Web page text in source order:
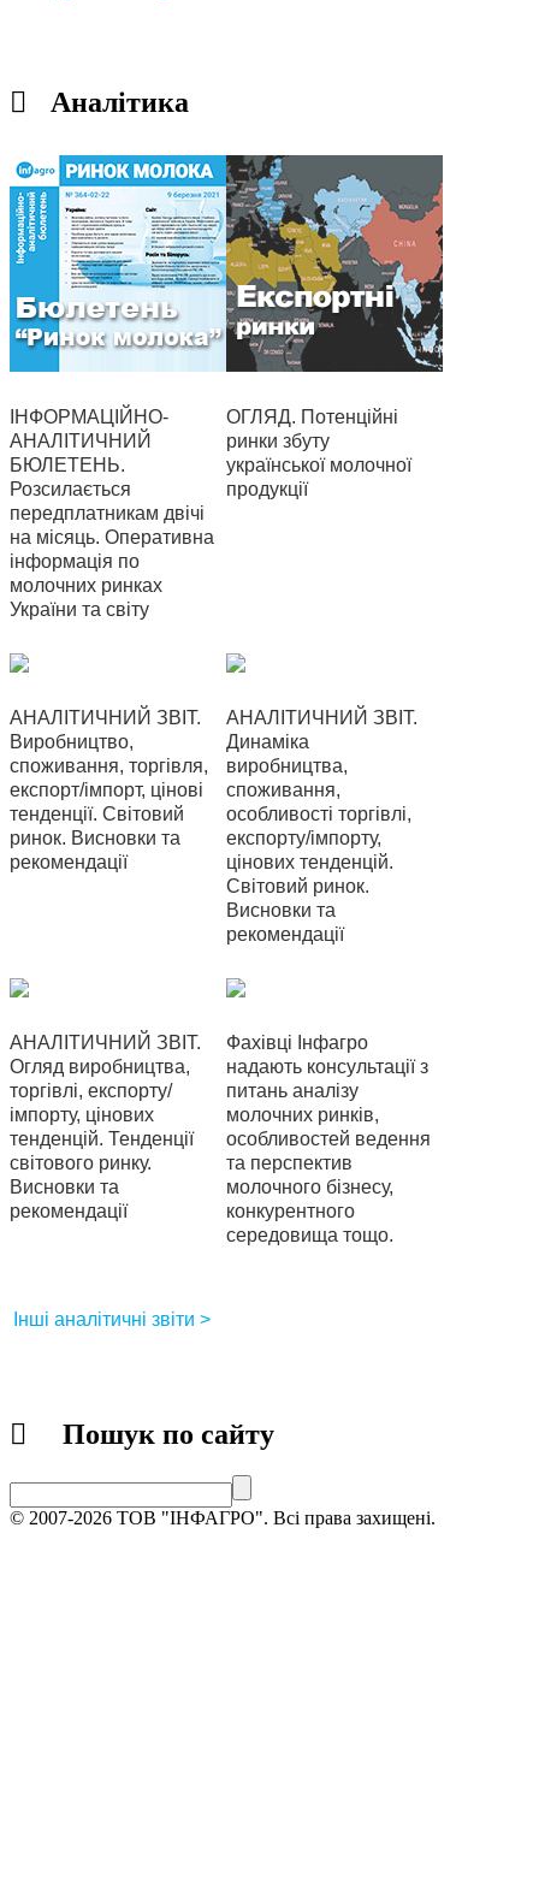
Аналітика
ІНФОРМАЦІЙНО-
АНАЛІТИЧНИЙ
БЮЛЕТЕНЬ.
Розсилається
передплатникам двічі
на місяць. Оперативна
інформація по
молочних ринках
України та світу
ОГЛЯД. Потенційні
ринки збуту
української молочної
продукції
АНАЛІТИЧНИЙ ЗВІТ.
Виробництво,
споживання, торгівля,
експорт/імпорт, цінові
тенденції. Світовий
ринок. Висновки та
рекомендації
АНАЛІТИЧНИЙ ЗВІТ.
Динаміка
виробництва,
споживання,
особливості торгівлі,
експорту/імпорту,
цінових тенденцій.
Світовий ринок.
Висновки та
рекомендації
АНАЛІТИЧНИЙ ЗВІТ.
Огляд виробництва,
торгівлі, експорту/
імпорту, цінових
тенденцій. Тенденції
світового ринку.
Висновки та
рекомендації
Фахівці Інфагро
надають консультації з
питань аналізу
молочних ринків,
особливостей ведення
та перспектив
молочного бізнесу,
конкурентного
середовища тощо.
Інші аналітичні звіти >
Пошук по сайту
© 2007-2026 ТОВ "ІНФАГРО". Всі права захищені.